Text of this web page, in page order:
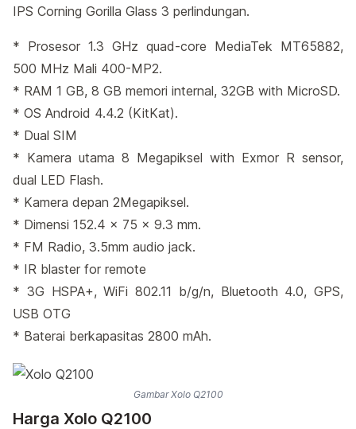
IPS Corning Gorilla Glass 3 perlindungan.
* Prosesor 1.3 GHz quad-core MediaTek MT65882,
500 MHz Mali 400-MP2.
* RAM 1 GB, 8 GB memori internal, 32GB with MicroSD.
* OS Android 4.4.2 (KitKat).
* Dual SIM
* Kamera utama 8 Megapiksel with Exmor R sensor,
dual LED Flash.
* Kamera depan 2Megapiksel.
* Dimensi 152.4 x 75 x 9.3 mm.
* FM Radio, 3.5mm audio jack.
* IR blaster for remote
* 3G HSPA+, WiFi 802.11 b/g/n, Bluetooth 4.0, GPS,
USB OTG
* Baterai berkapasitas 2800 mAh.
Gambar Xolo Q2100
Harga Xolo Q2100